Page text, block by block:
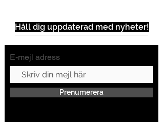
Håll dig uppdaterad med nyheter!
E-mejl adress
Prenumerera